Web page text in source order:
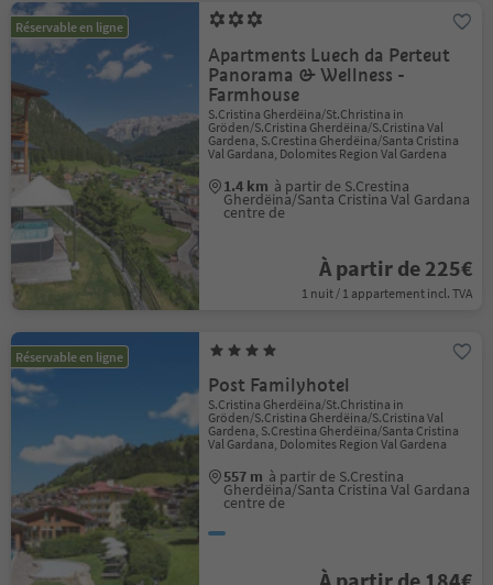
Réservable en ligne
Apartments Luech da Perteut
Panorama & Wellness -
Farmhouse
S.Cristina Gherdëina/St.Christina in
Gröden/S.Cristina Gherdëina/S.Cristina Val
Gardena, S.Crestina Gherdëina/Santa Cristina
Val Gardana, Dolomites Region Val Gardena
1.4 km à partir de S.Crestina
Gherdëina/Santa Cristina Val Gardana
centre de
À partir de 225€
1 nuit / 1 appartement incl. TVA
Réservable en ligne
Post Familyhotel
S.Cristina Gherdëina/St.Christina in
Gröden/S.Cristina Gherdëina/S.Cristina Val
Gardena, S.Crestina Gherdëina/Santa Cristina
Val Gardana, Dolomites Region Val Gardena
557 m à partir de S.Crestina
Gherdëina/Santa Cristina Val Gardana
centre de